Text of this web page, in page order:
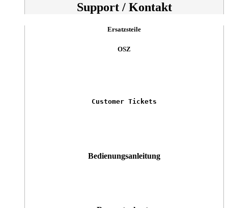
Support / Kontakt
Ersatzsteile
OSZ
Customer Tickets
Bedienungsanleitung